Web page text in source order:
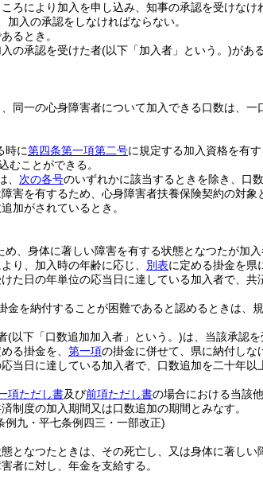
ろにより加入を申し込み、知事の承認を受けなけ
入の承認をしなければならない。
るとき。
の承認を受けた者(以下「加入者」という。)があ
同一の心身障害者について加入できる口数は、一
時に第四条第一項第二号に規定する加入資格を有
むことができる。
次の各号のいずれかに該当するときを除き、口
害を有するため、心身障害者扶養保険契約の対象
加がされているとき。
め、身体に著しい障害を有する状態となつたが加
り、加入時の年齢に応じ、 別表に定める掛金を県
た日の年単位の応当日に達している加入者で、
を納付することが困難であると認めるときは、
(以下「口数追加加入者」という。)は、当該承認
る掛金を、 第一項の掛金に併せて、県に納付しな
当日に達している加入者で、口数追加を二十年
項ただし書及び前項ただし書の場合における当該
制度の加入期間又は口数追加の期間とみなす。
九・平七条例四三・一部改正)
となつたときは、その死亡し、又は身体に著しい
者に対し、年金を支給する。